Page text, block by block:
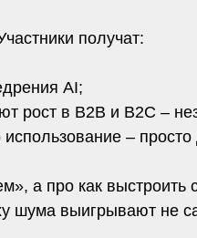
получат:
AI;
рост в B2B и B2C –
–
а про как
шума выигрывают